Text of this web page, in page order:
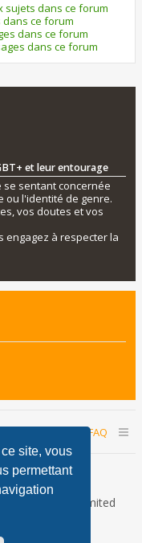
site, vous
permettant
sujets dans ce forum
ce forum
dans ce forum
dans ce forum
et leur entourage
sentant concernée
ou l'identité de genre.
vos doutes et vos
engagez à respecter la
FAQ
06:48
© phpBB Limited